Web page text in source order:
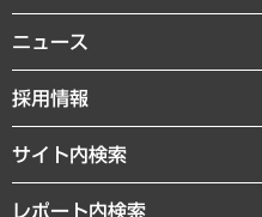
共生・ダイバーシティ
GRC（ガバナンス・リスク・コンプ
経済・産業・雇用・労働
まちづくり・観光・交通・スポーツ・
経営用語集
受託・受注実績（官公庁関連）
メディア掲載・出演
MUFGビジネスセミナー
受託案件情報
私たちの想い
社長メッセージ
会社概要
沿革
ニュース
ニュースリリース
お知らせ
採用情報
サイト内検索
レポート内検索